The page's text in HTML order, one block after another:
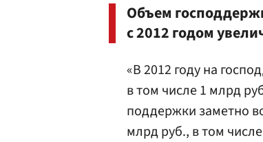
Объем
с 2012 годом
«В 2012 году на
в том числе 1 млрд
поддержки заметно
млрд руб., в том